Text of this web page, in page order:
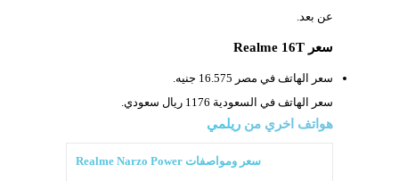
عن بعد.
سعر Realme 16T
سعر الهاتف في مصر 16.575 جنيه.
سعر الهاتف في السعودية 1176 ريال سعودي.
هواتف اخري من ريلمي
سعر ومواصفات Realme Narzo Power